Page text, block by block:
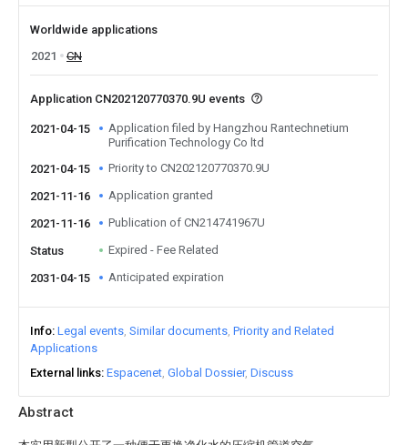
Abstract
Worldwide applications
2021
CN
Application CN202120770370.9U events
2021-04-15
Application filed by Hangzhou Rantechnetium
Purification Technology Co ltd
2021-04-15
Priority to CN202120770370.9U
2021-11-16 Application granted
2021-11-16 Publication of CN214741967U
Status Expired - Fee Related
2031-04-15 Anticipated expiration
Info Legal events Similar documents Priority and Related
Applications
External links Espacenet Global Dossier Discuss